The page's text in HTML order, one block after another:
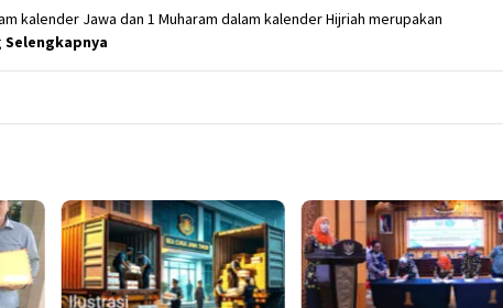
kalender Jawa dan 1 Muharam dalam kalender Hijriah merupakan
Selengkapnya